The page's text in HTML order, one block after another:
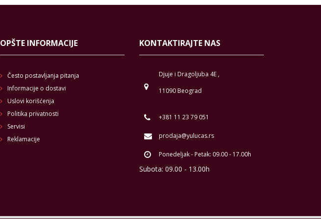
OPŠTE INFORMACIJE
Često postavljanja pitanja
Informacije o dostavi
Uslovi korišćenja
Politika privatnosti
Servisi
Reklamacije
KONTAKTIRAJTE NAS
Djuje i Dragoljuba 4E ,
11090 Beograd
+381 11 23 79 051
prodaja@yulucas.rs
Ponedeljak - Petak: 09.00 - 17.00h
Subota: 09.00 - 13.00h